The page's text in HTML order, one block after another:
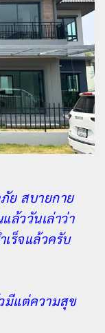
ย สบายกาย
ล้ววันเล่าว่า
ร็จแล้วครับ
มีแต่ความสุข